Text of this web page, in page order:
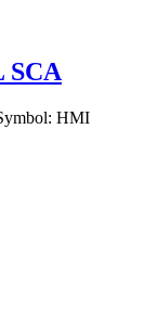
SCA
HMI